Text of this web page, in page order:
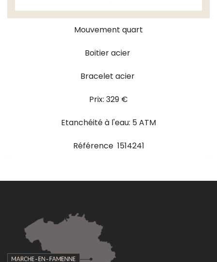
Mouvement quart
Boitier acier
Bracelet acier
Prix: 329 €
Etanchéité à l'eau: 5 ATM
Référence 1514241